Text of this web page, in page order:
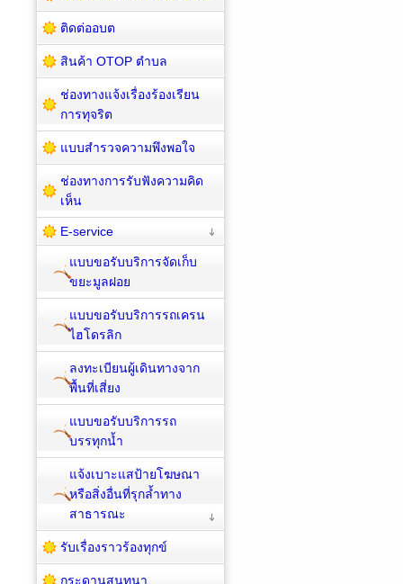
ติดต่ออบต
สินค้า OTOP ตำบล
ช่องทางแจ้งเรื่องร้องเรียน
การทุจริต
แบบสำรวจความพึงพอใจ
ช่องทางการรับฟังความคิด
เห็น
E-service
แบบขอรับบริการจัดเก็บ
ขยะมูลฝอย
แบบขอรับบริการรถเครน
ไฮโดรลิก
ลงทะเบียนผู้เดินทางจาก
พื้นที่เสี่ยง
แบบขอรับบริการรถ
บรรทุกน้ำ
แจ้งเบาะแสป้ายโฆษณา
หรือสิ่งอื่นที่รุกล้ำทาง
สาธารณะ
รับเรื่องราวร้องทุกข์
กระดานสนทนา